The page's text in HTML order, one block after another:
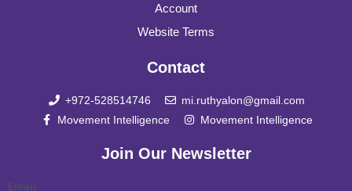
Account
Website Terms
Contact
+972-528514746
mi.ruthyalon@gmail.com
Movement Intelligence
Movement Intelligence
Join Our Newsletter
Email